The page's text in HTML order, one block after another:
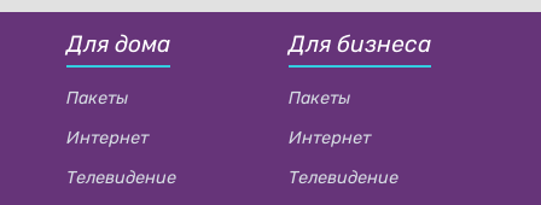
Для дома
Пакеты
Интернет
Телевидение
Для бизнеса
Пакеты
Интернет
Телевидение